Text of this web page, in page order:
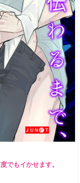
でもイかせます。